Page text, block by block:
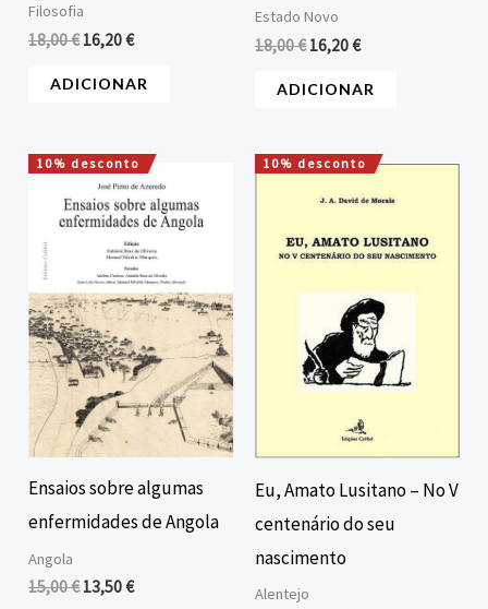
Filosofia
18,00€ 16,20€
ADICIONAR
Estado Novo
18,00€ 16,20€
ADICIONAR
10% desconto
Ensaios sobre algumas
enfermidades de Angola
Angola
15,00€
O
preço
original
era:
15,00 €.
13,50€
O
preço
atual
é:
13,50 €.
10% desconto
Eu, Amato Lusitano – No V
centenário do seu
nascimento
Alentejo
O
preço
era:
15,00 €.
O
preço
é:
13,50 €.